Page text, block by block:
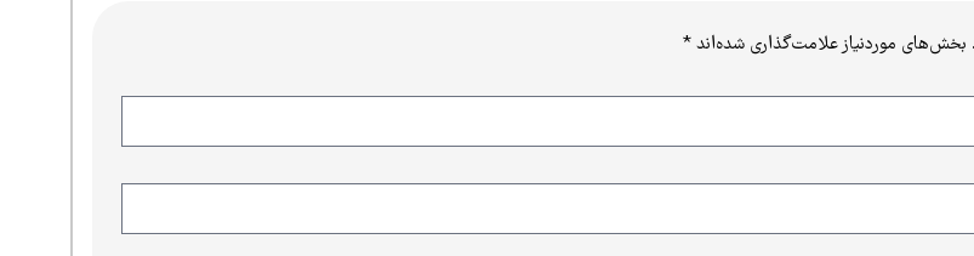
بخش‌های موردنیاز علامت‌گذاری شده‌اند*